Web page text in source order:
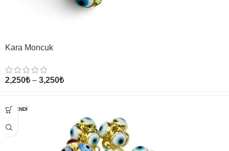
Kara Moncuk
2,250₺ – 3,250₺
TÜKENDI